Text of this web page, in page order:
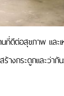
ดีต่อสุขภาพ แล
งกระดูกและว่ากั